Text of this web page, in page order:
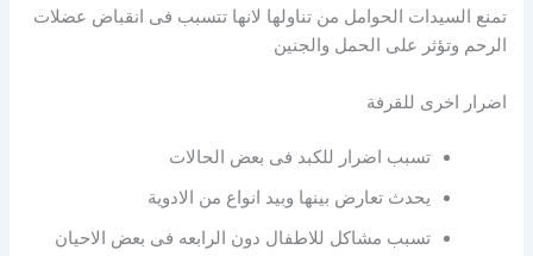
تمنع السيدات الحوامل من تناولها لانها تتسبب فى انقباض عضلات
الرحم وتؤثر على الحمل والجنين
اضرار اخرى للقرفة
تسبب اضرار للكبد فى بعض الحالات
يحدث تعارض بينها وبيد انواع من الادوية
تسبب مشاكل للاطفال دون الرابعه فى بعض الاحيان